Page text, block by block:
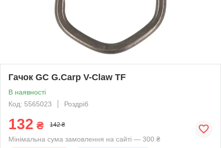
Гачок GC G.Carp V-Claw TF
В наявності
Код: 5565023
Роздріб
132 ₴ 142 ₴
Мінімальна сума замовлення на сайті — 300 ₴